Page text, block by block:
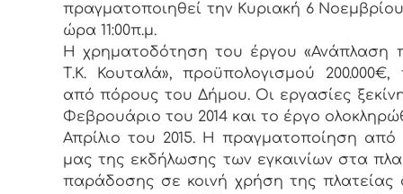
πραγματοποιηθεί την Κυριακή 6 Νοεμβρίου
ώρα 11:00π.μ.
Η χρηματοδότηση του έργου «Ανάπλαση
Τ.Κ. Κουταλά», προϋπολογισμού 200.000€,
από πόρους του Δήμου. Οι εργασίες
Φεβρουάριο του 2014 και το έργο
Απρίλιο του 2015. Η πραγματοποίηση
μας της εκδήλωσης των εγκαινίων στα
παράδοσης σε κοινή χρήση της πλατείας